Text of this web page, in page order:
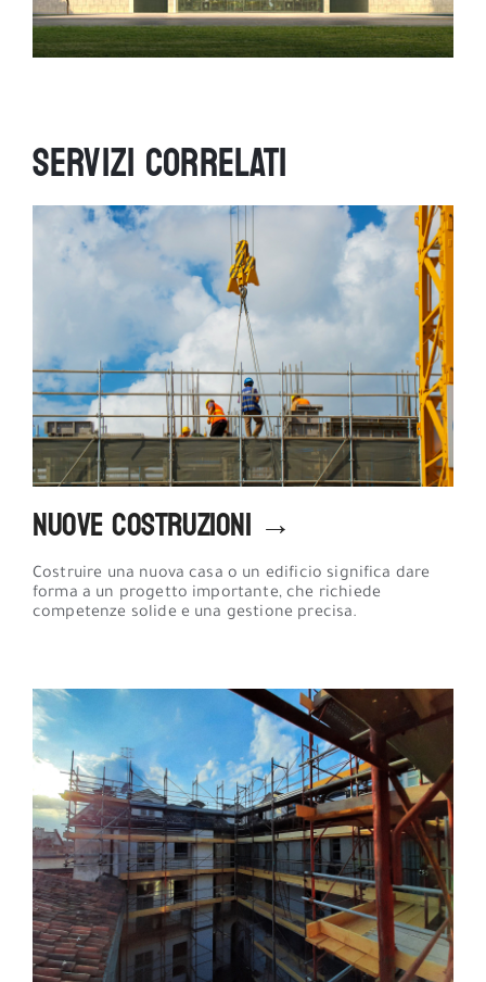
SERVIZI CORRELATI
Nuove Costruzioni →
Costruire una nuova casa o un edificio significa dare
forma a un progetto importante, che richiede
competenze solide e una gestione precisa.